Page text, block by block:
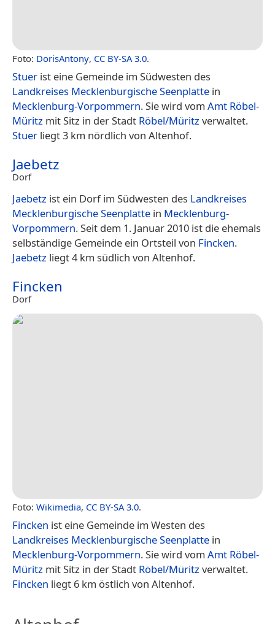
Foto: DorisAntony, CC BY-SA 3.0.
Stuer ist eine Gemeinde im Südwesten des
Landkreises Mecklenburgische Seenplatte in
Mecklenburg-Vorpommern. Sie wird vom Amt Röbel-
Müritz mit Sitz in der Stadt Röbel/Müritzverwaltet.
Stuer liegt 3 km nördlich von Altenhof.
Jaebetz
Dorf
Jaebetz ist ein Dorf im Südwesten des Landkreises
Mecklenburgische Seenplatte in Mecklenburg-
Vorpommern. Seit dem 1. Januar 2010 ist die ehemals
selbständige Gemeinde ein Ortsteil von Fincken.
Jaebetz liegt 4 km südlich von Altenhof.
Fincken
Dorf
Foto: Wikimedia, CC BY-SA 3.0.
Fincken ist eine Gemeinde im Westen des
Landkreises Mecklenburgische Seenplatte in
Mecklenburg-Vorpommern. Sie wird vom Amt Röbel-
Müritz mit Sitz in der Stadt Röbel/Müritz verwaltet.
Fincken liegt 6 km östlich von Altenhof.